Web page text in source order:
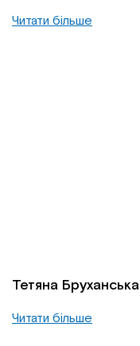
Читати більше
Тетяна Бруханська
Читати більше